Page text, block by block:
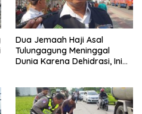
Dua Jemaah Haji Asal
Tulungagung Meninggal
Dunia Karena Dehidrasi, Ini